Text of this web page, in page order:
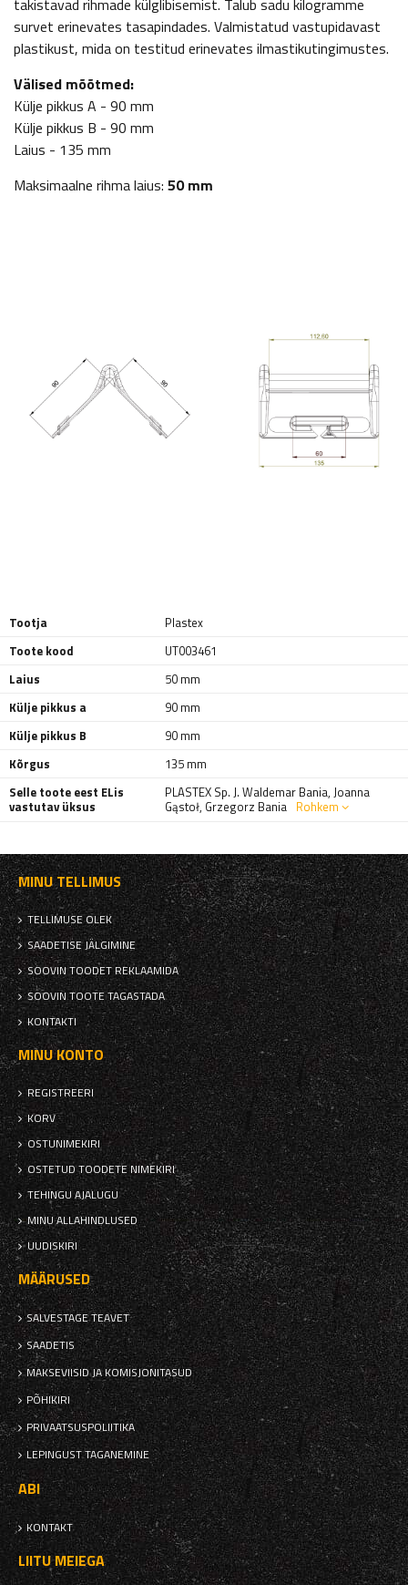
takistavad rihmade külglibisemist. Talub sadu kilogramme
survet erinevates tasapindades. Valmistatud vastupidavast
plastikust, mida on testitud erinevates ilmastikutingimustes.
Välised mõõtmed:
Külje pikkus A - 90 mm
Külje pikkus B - 90 mm
Laius - 135 mm
Maksimaalne rihma laius: 50 mm
Tootja
Plastex
Toote kood
UT003461
Laius
50 mm
Külje pikkus a
90 mm
Külje pikkus B
90 mm
Kõrgus
135 mm
Selle toote eest ELis
vastutav üksus
PLASTEX Sp. J. Waldemar Bania, Joanna
Gąstoł, Grzegorz Bania Rohkem
MINU TELLIMUS
TELLIMUSE OLEK
SAADETISE JÄLGIMINE
SOOVIN TOODET REKLAAMIDA
SOOVIN TOOTE TAGASTADA
KONTAKTI
MINU KONTO
REGISTREERI
KORV
OSTUNIMEKIRI
OSTETUD TOODETE NIMEKIRI
TEHINGU AJALUGU
MINU ALLAHINDLUSED
UUDISKIRI
MÄÄRUSED
SALVESTAGE TEAVET
SAADETIS
MAKSEVIISID JA KOMISJONITASUD
PÕHIKIRI
PRIVAATSUSPOLIITIKA
LEPINGUST TAGANEMINE
ABI
KONTAKT
LIITU MEIEGA